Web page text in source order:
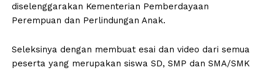
diselenggarakan Kementerian Pemberdayaan
Perempuan dan Perlindungan Anak.
Seleksinya dengan membuat esai dan video dari semua
peserta yang merupakan siswa SD, SMP dan SMA/SMK